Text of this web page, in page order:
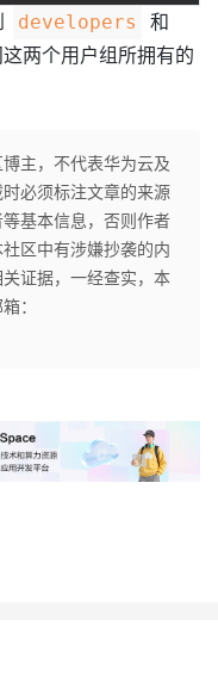
developers 和
两个用户组所拥有的
主，不代表华为云及
必须标注文章的来源
等基本信息，否则作者
区中有涉嫌抄袭的内
证据，一经查实，本
：